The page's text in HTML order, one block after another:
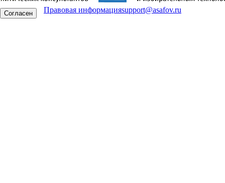
Согласен Правовая информацияsupport@asafov.ru